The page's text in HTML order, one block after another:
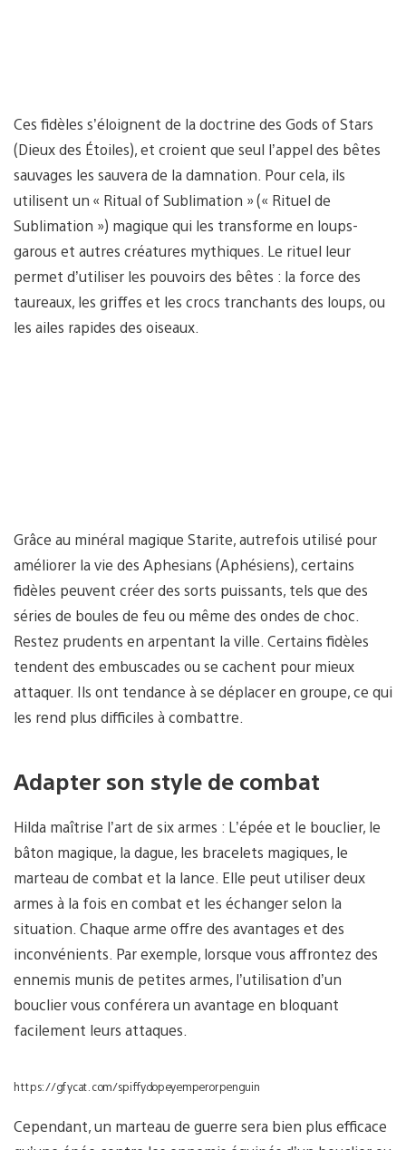
Ces fidèles s’éloignent de la doctrine des Gods of Stars
(Dieux des Étoiles), et croient que seul l’appel des bêtes
sauvages les sauvera de la damnation. Pour cela, ils
utilisent un « Ritual of Sublimation » (« Rituel de
Sublimation ») magique qui les transforme en loups-
garous et autres créatures mythiques. Le rituel leur
permet d’utiliser les pouvoirs des bêtes : la force des
taureaux, les griffes et les crocs tranchants des loups, ou
les ailes rapides des oiseaux.
Grâce au minéral magique Starite, autrefois utilisé pour
améliorer la vie des Aphesians (Aphésiens), certains
fidèles peuvent créer des sorts puissants, tels que des
séries de boules de feu ou même des ondes de choc.
Restez prudents en arpentant la ville. Certains fidèles
tendent des embuscades ou se cachent pour mieux
attaquer. Ils ont tendance à se déplacer en groupe, ce qui
les rend plus difficiles à combattre.
Adapter son style de combat
Hilda maîtrise l’art de six armes : L’épée et le bouclier, le
bâton magique, la dague, les bracelets magiques, le
marteau de combat et la lance. Elle peut utiliser deux
armes à la fois en combat et les échanger selon la
situation. Chaque arme offre des avantages et des
inconvénients. Par exemple, lorsque vous affrontez des
ennemis munis de petites armes, l’utilisation d’un
bouclier vous conférera un avantage en bloquant
facilement leurs attaques.
https://gfycat.com/spiffydopeyemperorpenguin
Cependant, un marteau de guerre sera bien plus efficace